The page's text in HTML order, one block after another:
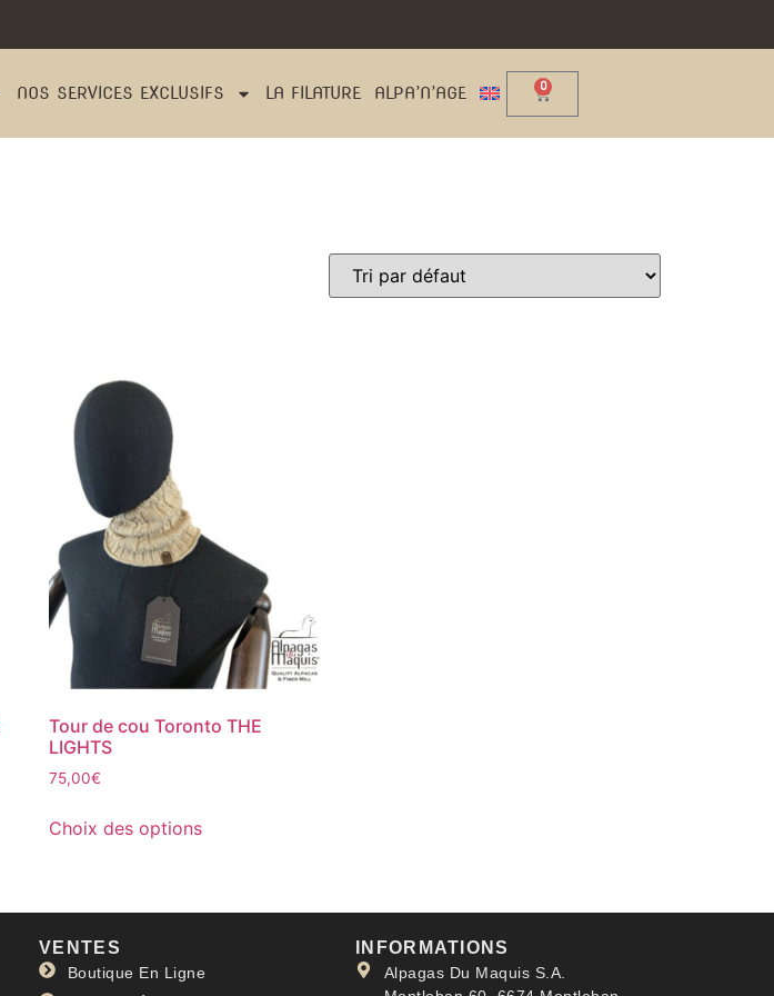
NOS SERVICES EXCLUSIFS LA FILATURE ALPA’N’AGE 0
Tour de cou Toronto THE
LIGHTS
75,00€
Choix des options
VENTES
Boutique En Ligne
INFORMATIONS
Alpagas Du Maquis S.A.